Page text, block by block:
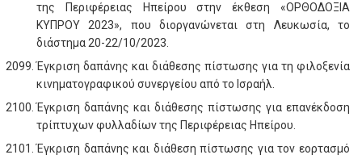
της Περιφέρειας Ηπείρου στην έκθεση «ΟΡΘΟΔΟΞΙΑ
ΚΥΠΡΟΥ 2023», που διοργανώνεται στη Λευκωσία, το
διάστημα 20-22/10/2023.
Έγκριση δαπάνης και διάθεσης πίστωσης για τη φιλοξενία
κινηματογραφικού συνεργείου από το Ισραήλ.
Έγκριση δαπάνης και διάθεσης πίστωσης για επανέκδοση
τρίπτυχων φυλλαδίων της Περιφέρειας Ηπείρου.
Έγκριση δαπάνης και διάθεση πίστωσης για τον εορτασμό